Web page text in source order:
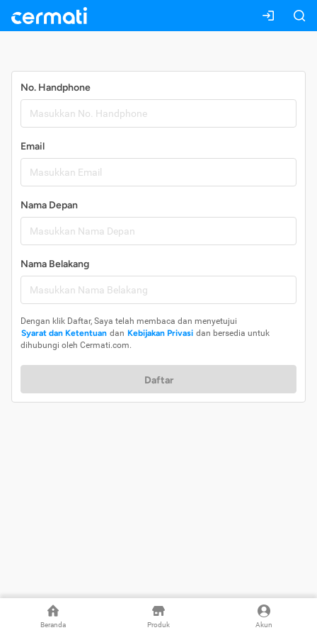
Beranda Produk Akun
No. Handphone
Email
Nama Depan
Nama Belakang
Dengan klik Daftar, Saya telah membaca dan menyetujui
Syarat dan Ketentuan dan Kebijakan Privasi dan bersedia untuk
dihubungi oleh Cermati.com.
Daftar